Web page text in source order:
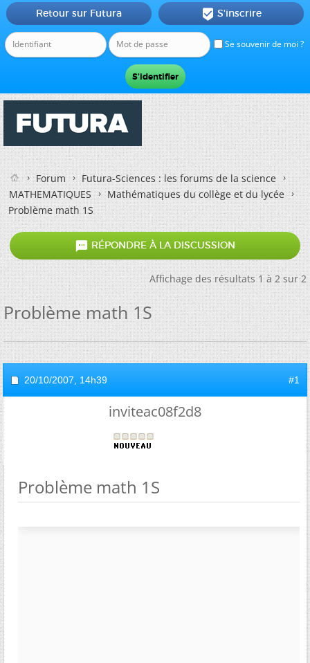
Se souvenir de moi ?
Retour sur Futura  S'inscrire
Forum
Futura-Sciences : les forums de la science
MATHEMATIQUES
Mathématiques du collège et du lycée
Problème math 1S
 RÉPONDRE À LA DISCUSSION
Affichage des résultats 1 à 2 sur 2
Problème math 1S
20/10/2007, 14h39 #1
inviteac08f2d8
Problème math 1S